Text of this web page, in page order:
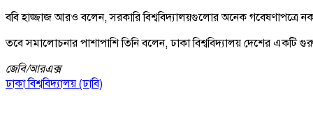
ববি হাজ্জাজ আরও বলেন, সরকারি বিশ্ববিদ্যালয়গুলোর অনেক গবেষণাপত্রে
তবে সমালোচনার পাশাপাশি তিনি বলেন, ঢাকা বিশ্ববিদ্যালয় দেশের একটি
জেবি/আরএক্স
ঢাকা বিশ্ববিদ্যালয় (ঢাবি)